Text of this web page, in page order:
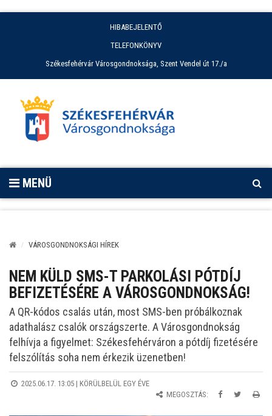
HIBABEJELENTŐ
TELEFONKÖNYV
Székesfehérvár Városgondnoksága, Szent Vendel út 17./a
MENÜ
VÁROSGONDNOKSÁGI HÍREK
NEM KÜLD SMS-T PARKOLÁSI PÓTDÍJ
BEFIZETÉSÉRE A VÁROSGONDNOKSÁG!
A QR-kódos csalás után, most SMS-ben próbálkoznak
adathalász csalók országszerte. A Városgondnokság
felhívja a figyelmet: Székesfehérváron a pótdíj fizetésére
felszólítás soha nem érkezik üzenetben!
2025.06.17. 13:05 | KÖRÜLBELÜL EGY ÉVE
MEGOSZTÁS: